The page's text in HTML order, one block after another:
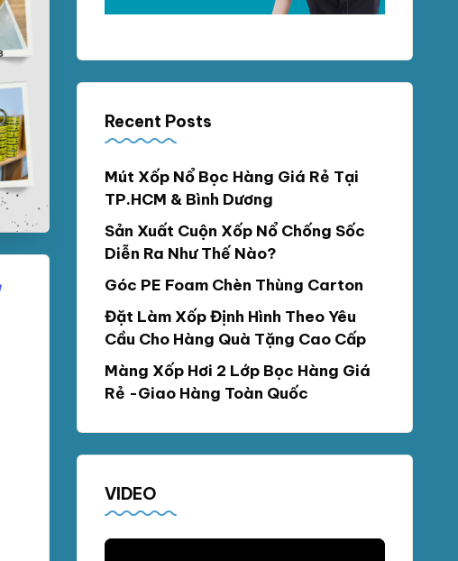
Recent Posts
Mút Xốp Nổ Bọc Hàng Giá Rẻ Tại
TP.HCM & Bình Dương
Sản Xuất Cuộn Xốp Nổ Chống Sốc
Diễn Ra Như Thế Nào?
Góc PE Foam Chèn Thùng Carton
Đặt Làm Xốp Định Hình Theo Yêu
Cầu Cho Hàng Quà Tặng Cao Cấp
Màng Xốp Hơi 2 Lớp Bọc Hàng Giá
Rẻ -Giao Hàng Toàn Quốc
VIDEO